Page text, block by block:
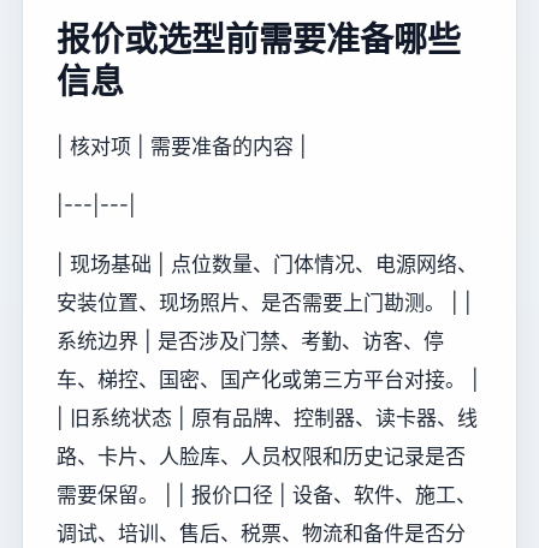
报价或选型前需要准备哪些
信息
| 核对项 | 需要准备的内容 |
|---|---|
| 现场基础 | 点位数量、门体情况、电源网络、
安装位置、现场照片、是否需要上门勘测。 | |
系统边界 | 是否涉及门禁、考勤、访客、停
车、梯控、国密、国产化或第三方平台对接。 |
| 旧系统状态 | 原有品牌、控制器、读卡器、线
路、卡片、人脸库、人员权限和历史记录是否
需要保留。 | | 报价口径 | 设备、软件、施工、
调试、培训、售后、税票、物流和备件是否分